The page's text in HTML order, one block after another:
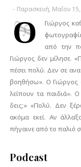
- Παρασκευή, Μαΐου
Ο
Γιώργος
από την
Γιώργος δεν μίλησε.
πέσει πολύ. Δεν σε
βοηθήσω». Ο Γιώργος
λείπουν τα παιδιά».
δεις;» «Πολύ. Δεν
ακόμα εκεί. Αν
πήγαινε από το παλιό
Podcast